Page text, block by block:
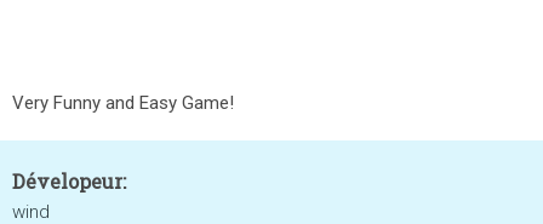
Very Funny and Easy Game!
Dévelopeur:
wind